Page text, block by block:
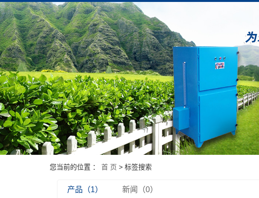
您当前的位置 ： 首 页 > 标签搜索
产品（1） 新闻（0）